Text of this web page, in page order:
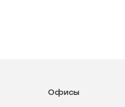
Офисы